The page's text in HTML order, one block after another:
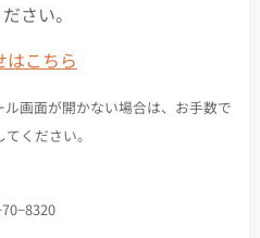
さい。
こちら
画面が開かない場合は、お手数で
ください。